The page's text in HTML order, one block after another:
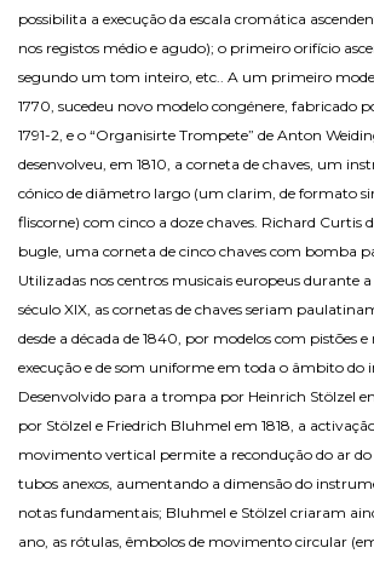
possibilita a execução da escala cromática
nos registos médio e agudo); o primeiro orifício
segundo um tom inteiro, etc.. A um primeiro
1770, sucedeu novo modelo congénere, fabricado
1791-2, e o “Organisirte Trompete” de Anton
desenvolveu, em 1810, a corneta de chaves, um
cónico de diâmetro largo (um clarim, de formato
fliscorne) com cinco a doze chaves. Richard Curtis
bugle, uma corneta de cinco chaves com bomba
Utilizadas nos centros musicais europeus durante
século XIX, as cornetas de chaves seriam
desde a década de 1840, por modelos com pistões
execução e de som uniforme em toda o âmbito do
Desenvolvido para a trompa por Heinrich Stölzel
por Stölzel e Friedrich Bluhmel em 1818, a
movimento vertical permite a recondução do ar
tubos anexos, aumentando a dimensão do
notas fundamentais; Bluhmel e Stölzel criaram
ano, as rótulas, êmbolos de movimento circular